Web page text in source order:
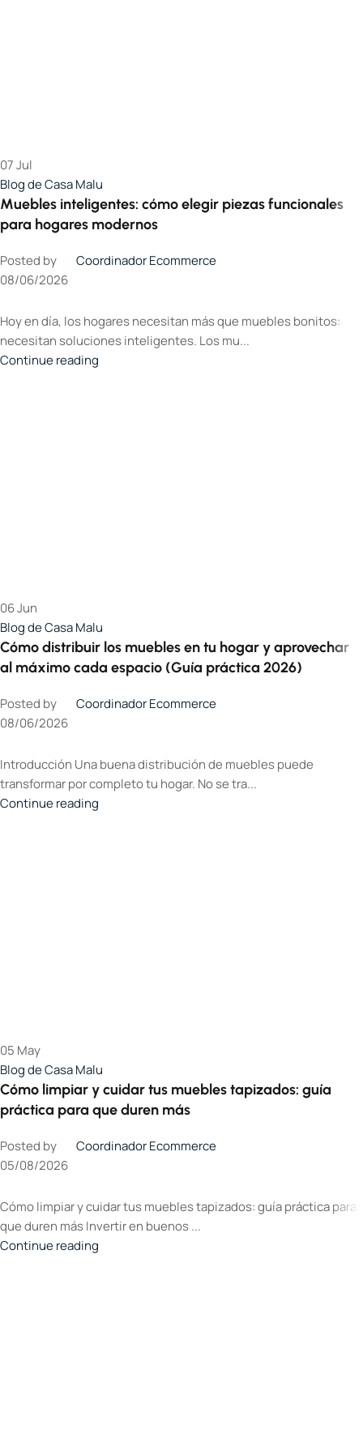
07Jul
Blog de Casa Malu
Muebles inteligentes: cómo elegir piezas funcionales
para hogares modernos
Posted by
Coordinador Ecommerce
08/06/2026
Hoy en día, los hogares necesitan más que muebles bonitos:
necesitan soluciones inteligentes. Los mu...
Continue reading
06Jun
Blog de Casa Malu
Cómo distribuir los muebles en tu hogar y aprovechar
al máximo cada espacio (Guía práctica 2026)
Posted by
Coordinador Ecommerce
08/06/2026
Introducción Una buena distribución de muebles puede
transformar por completo tu hogar. No se tra...
Continue reading
05 May
Blog de Casa Malu
Cómo limpiar y cuidar tus muebles tapizados: guía
práctica para que duren más
Posted by
Coordinador Ecommerce
05/08/2026
Cómo limpiar y cuidar tus muebles tapizados: guía práctica para
que duren más Invertir en buenos ...
Continue reading